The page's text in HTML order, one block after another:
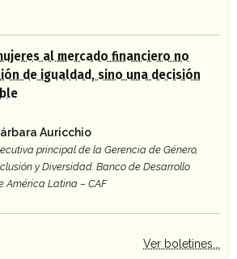
al mercado financiero no
de igualdad, sino una decisión
Auricchio
principal de la Gerencia de Género,
y Diversidad. Banco de Desarrollo
América Latina – CAF
Ver boletines...